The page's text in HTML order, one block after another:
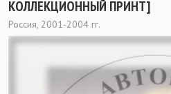
КОЛЛЕКЦИОННЫЙ ПРИНТ]
Россия, 2001-2004 гг.